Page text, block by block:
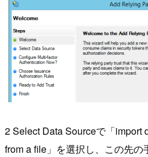
2 Select Data Sourceで「import
from a file」を選択し、この先の